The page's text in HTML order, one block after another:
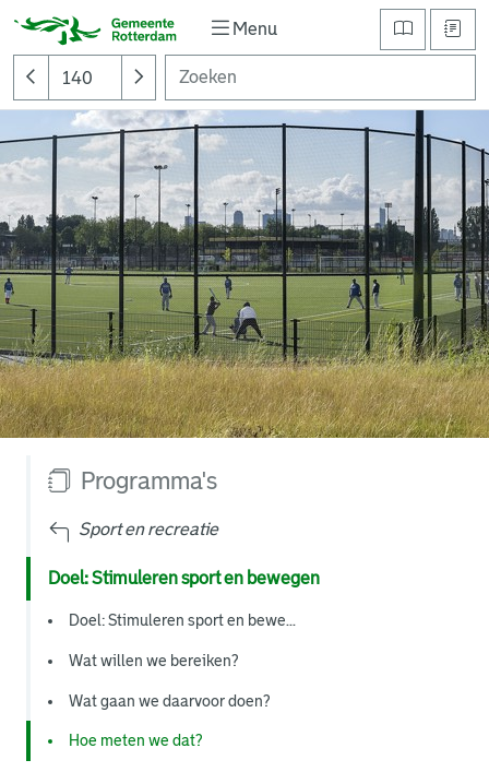
Menu
Programma's
Sport en recreatie
Doel: Stimuleren sport en bewegen
Doel: Stimuleren sport en bewe...
Wat willen we bereiken?
Wat gaan we daarvoor doen?
Hoe meten we dat?